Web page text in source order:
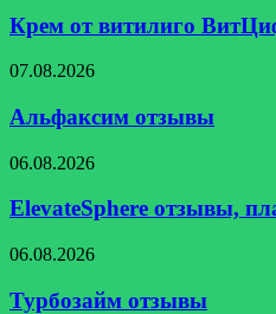
витилиго
ВитЦиферол
отзывы
Крем от витилиго
Альфаксим
07.08.2026
Альфаксим отзывы
ElevateSphere
платят
нет?
06.08.2026
ElevateSphere отзывы,
Турбозайм
06.08.2026
Турбозайм отзывы